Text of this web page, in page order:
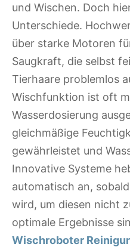
und Wischen. Doch
Unterschiede.
über starke Motoren
Saugkraft, die selbst
Tierhaare problemlos
Wischfunktion ist oft
Wasserdosierung
gleichmäßige
gewährleistet und
Innovative Systeme
automatisch an,
wird, um diesen nicht
optimale Ergebnisse
Wischroboter